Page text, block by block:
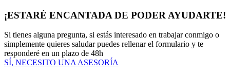
¡ESTARÉ ENCANTADA DE PODER AYUDARTE!
Si tienes alguna pregunta, si estás interesado en trabajar conmigo o
simplemente quieres saludar puedes rellenar el formulario y te
responderé en un plazo de 48h
SÍ, NECESITO UNA ASESORÍA